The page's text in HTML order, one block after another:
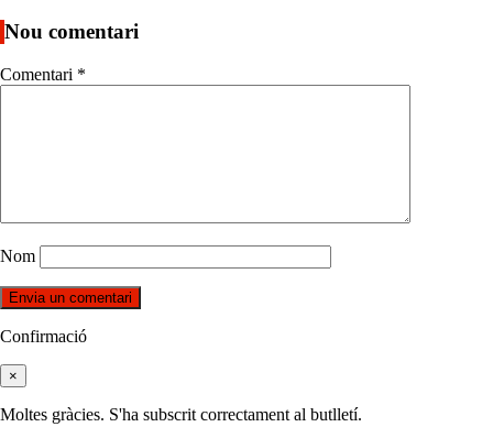
Nou comentari
Comentari *
Nom
Confirmació
×
Moltes gràcies. S'ha subscrit correctament al butlletí.